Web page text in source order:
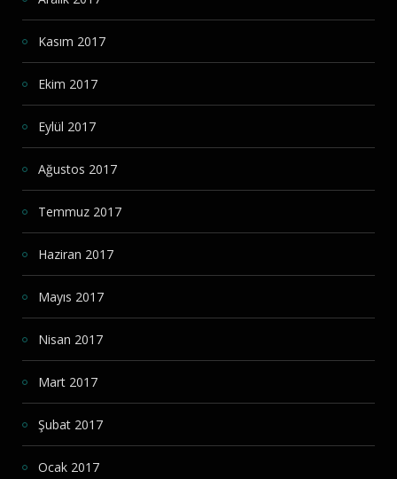
Kasım 2017
Ekim 2017
Eylül 2017
Ağustos 2017
Temmuz 2017
Haziran 2017
Mayıs 2017
Nisan 2017
Mart 2017
Şubat 2017
Ocak 2017